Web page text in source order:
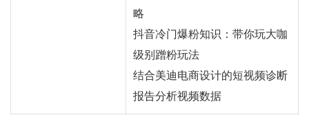
略
抖音冷门爆粉知识：带你玩大咖
级别蹭粉玩法
结合美迪电商设计的短视频诊断
报告分析视频数据